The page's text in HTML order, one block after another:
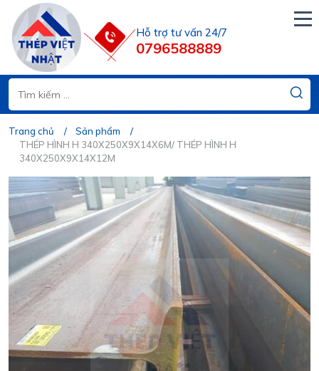
Hỗ trợ tư vấn 24/7
0796588889
Trang chủ
Sản phẩm
THÉP HÌNH H 340X250X9X14X6M/ THÉP HÌNH H
340X250X9X14X12M